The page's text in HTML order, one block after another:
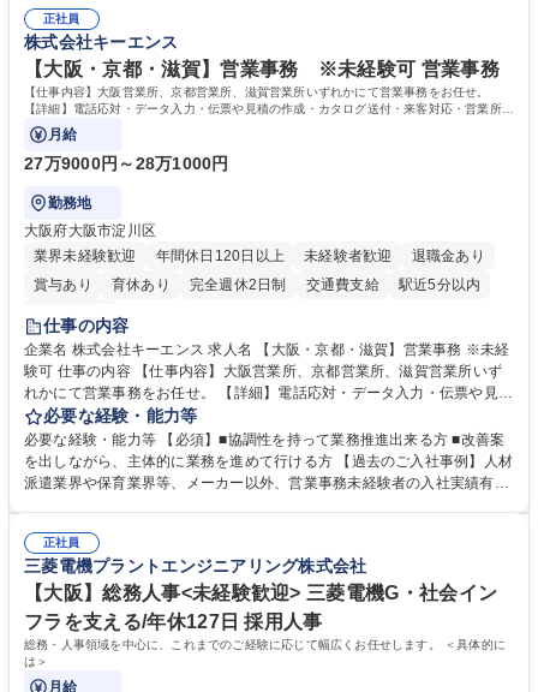
平均100件前後■メール・手紙：同上40件前後 募集職種 中野本社【お客様
相談室】お客様のお声をもとにより良い商品づくりへ貢献
すのでご安心ください。 【当社について】キリングループの広報機能を担
う会社として、お客様との出会いを大切にし、磨き上げたホスピタリティ
を込めてコミュニケーションをとりながら広報関連業務を行っておりま
す。 学歴・資格 学歴：大学院 大学 高専 短大 専修学校 高校 語学力： 資
格：
正社員
株式会社キーエンス
【大阪・京都・滋賀】営業事務 ※未経験可 営業事務
【仕事内容】大阪営業所、京都営業所、滋賀営業所いずれかにて営業事務をお任せ。
【詳細】電話応対・データ入力・伝票や見積の作成・カタログ送付・来客対応・営業所内
で発生する事務業務や業務改善をお任せ。
月給
27万9000円～28万1000円
勤務地
大阪府大阪市淀川区
業界未経験歓迎
年間休日120日以上 未経験者歓迎
退職金あり
賞与あり
育休あり 完全週休2日制 交通費支給
駅近5分以内
土日祝休み
仕事の内容
企業名 株式会社キーエンス 求人名 【大阪・京都・滋賀】営業事務 ※未経
験可 仕事の内容 【仕事内容】大阪営業所、京都営業所、滋賀営業所いず
れかにて営業事務をお任せ。 【詳細】電話応対・データ入力・伝票や見積
の作成・カタログ送付・来客対応・営業所内で発生する事務業務や業務改
善をお任せ。 【教育制度】ご入社後、育成担当とペアになりながらOJTに
て業務を覚えていただくことが可能です。業務システムがきちんと構築さ
れているため、スムーズに仕事に慣れることができる環境です。また、
募集職種 【大阪・京都・滋賀】営業事務 ※未経験可
必要な経験・能力等
必要な経験・能力等 【必須】■協調性を持って業務推進出来る方 ■改善案
を出しながら、主体的に業務を進めて行ける方 【過去のご入社事例】人材
派遣業界や保育業界等、メーカー以外、営業事務未経験者の入社実績有
えて、お客様や社員の状況に合わせ、能動的なサポート、改善の動きも期
待され。組織を支えるスペシャリストとして、チームに貢献し、結果的に
社員から頼られる存在になることができます。平均19:30の退勤以降の業
務の持ち帰りも禁止されており、メリハリのある働き方となります。 学
歴・資格 学歴：大学院 大学 高専 短大 語学力： 資格：
正社員
三菱電機プラントエンジニアリング株式会社
【大阪】総務人事<未経験歓迎> 三菱電機G・社会イン
フラを支える/年休127日 採用人事
総務・人事領域を中心に、これまでのご経験に応じて幅広くお任せします。 ＜具体的に
は＞
月給